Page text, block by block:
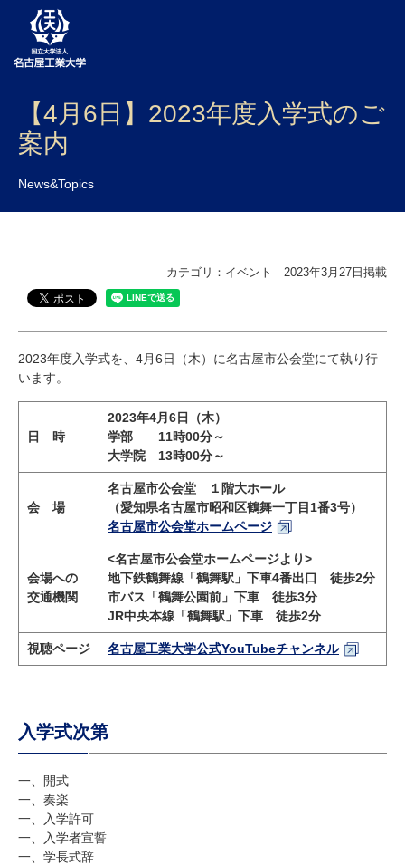
大学案内
学部・大学院・センター
入試
国際交流
研究・教員Navi
在学生
企業・研究者
地域・一般
寄附のお願い
キャンパスマップ お問い合わせ English
【4月6日】2023年度入学式のご
案内
News&Topics
カテゴリ：イベント｜2023年3月27日掲載
2023年度入学式を、4月6日（木）に名古屋市公会堂にて執り行
います。
日 時
2023年4月6日（木）
学部 11時00分～
大学院 13時00分～
会 場
名古屋市公会堂 １階大ホール
（愛知県名古屋市昭和区鶴舞一丁目 1番3号）
名古屋市公会堂ホームページ
会場への
交通機関
<名古屋市公会堂ホームページより>
地下鉄鶴舞線「鶴舞駅」下車4番出口 徒歩2分
市バス「鶴舞公園前」下車 徒歩3分
JR中央本線「鶴舞駅」下車 徒歩2分
視聴ページ 名古屋工業大学公式YouTubeチャンネル
入学式次第
一、開式
一、奏楽
一、入学許可
一、入学者宣誓
一、学長式辞